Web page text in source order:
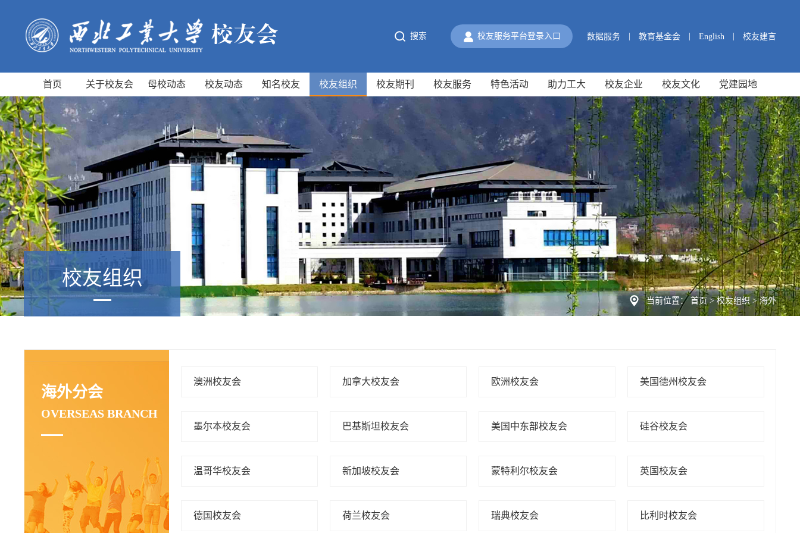
搜索 校友服务平台登录入口 数据服务 教育基金会 English 校友建言
首页 关于校友会 母校动态 校友动态 知名校友 校友组织 校友期刊 校友服务 特色活动 助力工大 校友企业 校友文化 党建园地
当前位置： 首页>校友组织>海外
校友组织
海外分会
OVERSEAS BRANCH
澳洲校友会 加拿大校友会 欧洲校友会 美国德州校友会
墨尔本校友会 巴基斯坦校友会 美国中东部校友会 硅谷校友会
温哥华校友会 新加坡校友会 蒙特利尔校友会 英国校友会
德国校友会 荷兰校友会 瑞典校友会 比利时校友会